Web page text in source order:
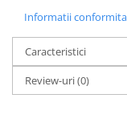
Informatii
Caracteristici
Review-uri(0)